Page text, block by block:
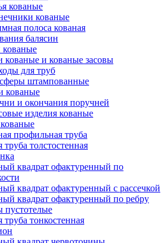
кованые
кованые
полоса кованая
балясин
кованые и кованые засовы
для труб
штампованные
кованые
и окончания поручней
изделия кованые
профильная труба
труба толстостенная
квадрат офактуренный по
квадрат офактуренный с рассечкой
квадрат офактуренный по ребру
труба тонкостенная